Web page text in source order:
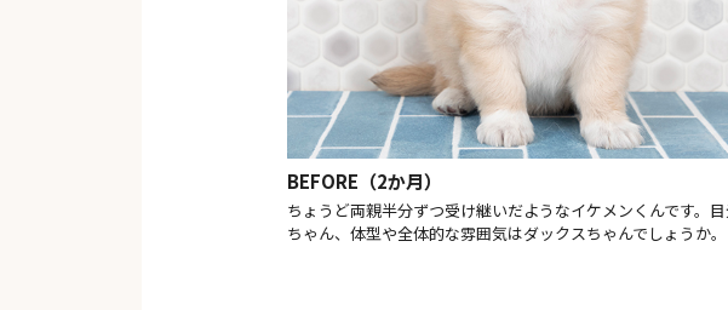
BEFORE（2か月）
ちょうど両親半分ずつ受け継いだようなイケメンくんです。
ちゃん、体型や全体的な雰囲気はダックスちゃんでしょうか。